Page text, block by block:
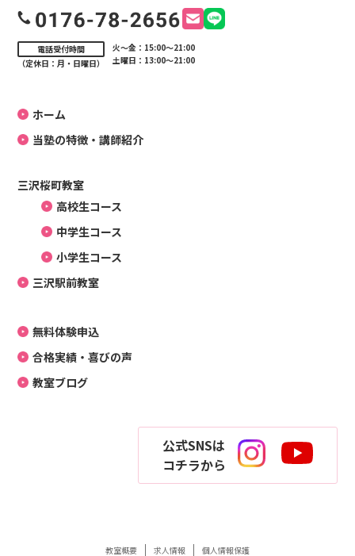
電話受付時間
（定休日：月・日曜日）
火〜金：15:00〜21:00
土曜日：13:00〜21:00
ホーム
当塾の特徴・講師紹介
三沢桜町教室
高校生コース
中学生コース
小学生コース
三沢駅前教室
無料体験申込
合格実績・喜びの声
教室ブログ
公式SNSは
コチラから
教室概要 求人情報 個人情報保護